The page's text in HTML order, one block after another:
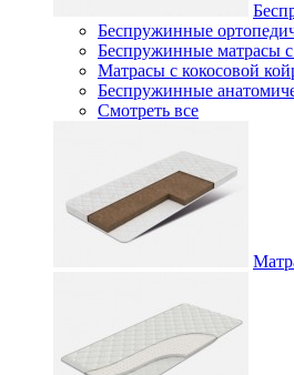
Беспружинные
Беспружинные матрасы
Матрасы с кокосовой
Беспружинные
Смотреть все